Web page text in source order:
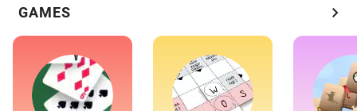
GAMES chevron_right